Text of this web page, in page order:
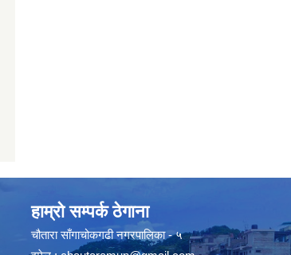
हाम्रो सम्पर्क ठेगाना
चौतारा साँगाचोकगढी नगरपालिका - ५